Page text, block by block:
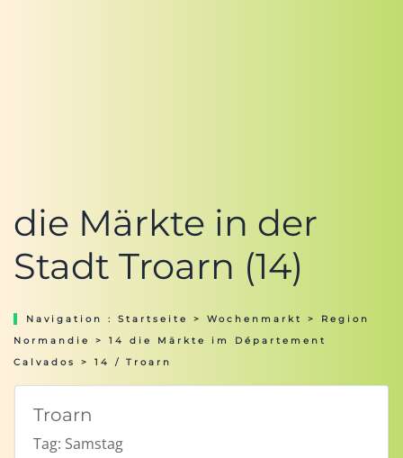
die Märkte in der
Stadt Troarn (14)
Navigation : Startseite > Wochenmarkt > Region
Normandie
> 14 die Märkte im Département
Calvados
> 14 / Troarn
Troarn
Tag: Samstag